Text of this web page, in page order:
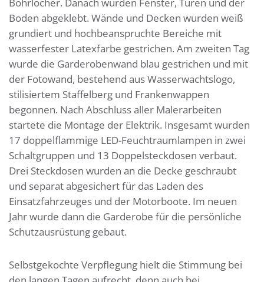
Boden abgeklebt. Wände und Decken wurden weiß
grundiert und hochbeanspruchte Bereiche mit
wasserfester Latexfarbe gestrichen. Am zweiten Tag
wurde die Garderobenwand blau gestrichen und mit
der Fotowand, bestehend aus Wasserwachtslogo,
stilisiertem Staffelberg und Frankenwappen
begonnen. Nach Abschluss aller Malerarbeiten
startete die Montage der Elektrik. Insgesamt wurden
17 doppelflammige LED-Feuchtraumlampen in zwei
Schaltgruppen und 13 Doppelsteckdosen verbaut.
Drei Steckdosen wurden an die Decke geschraubt
und separat abgesichert für das Laden des
Einsatzfahrzeuges und der Motorboote. Im neuen
Jahr wurde dann die Garderobe für die persönliche
Schutzausrüstung gebaut.
Selbstgekochte Verpflegung hielt die Stimmung bei